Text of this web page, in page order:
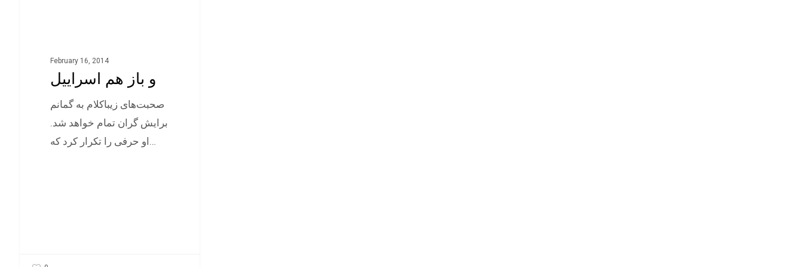
February 16, 2014
و باز هم اسراییل
صحبت‌های زيباکلام به گمانم
برايش گران تمام خواهد شد.
او حرفی را تکرار کرد که…